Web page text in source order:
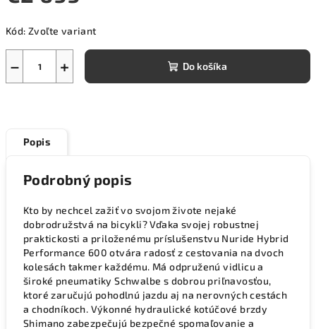
cena:
Kód: Zvoľte variant
+
− Do košíka
Popis
Podrobný popis
Kto by nechcel zažiť vo svojom živote nejaké
dobrodružstvá na bicykli? Vďaka svojej robustnej
praktickosti a priloženému príslušenstvu Nuride Hybrid
Performance 600 otvára radosť z cestovania na dvoch
kolesách takmer každému. Má odpruženú vidlicu a
široké pneumatiky Schwalbe s dobrou priľnavosťou,
ktoré zaručujú pohodlnú jazdu aj na nerovných cestách
a chodníkoch. Výkonné hydraulické kotúčové brzdy
Shimano zabezpečujú bezpečné spomaľovanie a